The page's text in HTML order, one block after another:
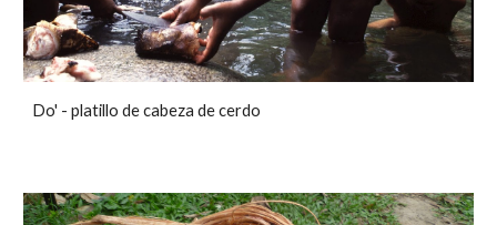
Do' - platillo de cabeza de cerdo